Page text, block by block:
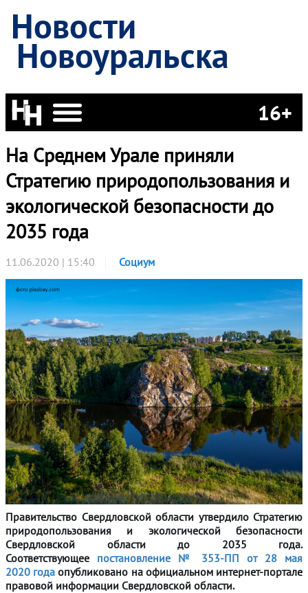
Новости
Новоуральска
16+
На Среднем Урале приняли
Стратегию природопользования и
экологической безопасности до
2035 года
11.06.2020 | 15:40 Социум
Правительство Свердловской области утвердило Стратегию
природопользования и экологической безопасности
Свердловской области до 2035 года.
Соответствующее постановление № 353-ПП от 28 мая
2020 года опубликовано на официальном интернет-портале
правовой информации Свердловской области.